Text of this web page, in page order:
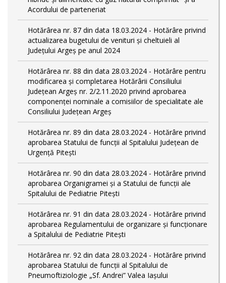
Acordului de parteneriat
Hotărârea nr. 87 din data 18.03.2024 - Hotărâre privind
actualizarea bugetului de venituri și cheltuieli al
Județului Argeș pe anul 2024
Hotărârea nr. 88 din data 28.03.2024 - Hotărâre pentru
modificarea și completarea Hotărârii Consiliului
Județean Argeș nr. 2/2.11.2020 privind aprobarea
componenței nominale a comisiilor de specialitate ale
Consiliului Județean Argeș
Hotărârea nr. 89 din data 28.03.2024 - Hotărâre privind
aprobarea Statului de funcții al Spitalului Județean de
Urgență Pitești
Hotărârea nr. 90 din data 28.03.2024 - Hotărâre privind
aprobarea Organigramei și a Statului de funcţii ale
Spitalului de Pediatrie Pitești
Hotărârea nr. 91 din data 28.03.2024 - Hotărâre privind
aprobarea Regulamentului de organizare și funcționare
a Spitalului de Pediatrie Pitești
Hotărârea nr. 92 din data 28.03.2024 - Hotărâre privind
aprobarea Statului de funcţii al Spitalului de
Pneumoftiziologie „Sf. Andrei” Valea Iașului